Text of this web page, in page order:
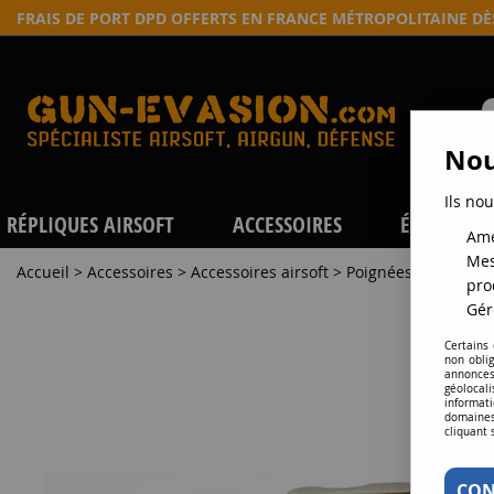
FRAIS DE PORT DPD OFFERTS EN FRANCE MÉTROPOLITAINE
RÉPLIQUES AIRSOFT ACCESSOIRES
Accueil > Accessoires > Accessoires airsoft > Poignées grip
Ils
Certains
non
cliquant